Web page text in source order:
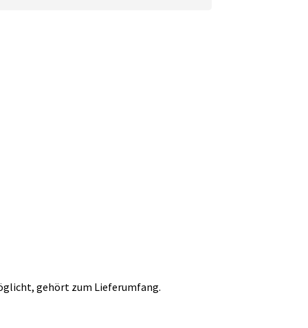
gehört zum Lieferumfang.